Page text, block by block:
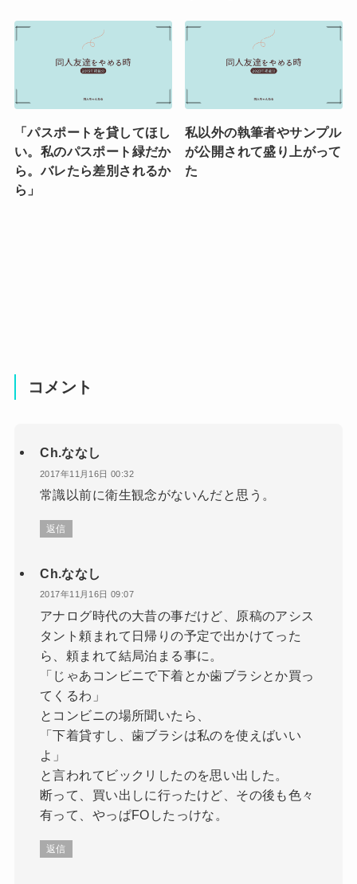
「パスポートを貸してほし
い。私のパスポート緑だか
ら。バレたら差別されるか
ら」
私以外の執筆者やサンプル
が公開されて盛り上がって
た
コメント
Ch.ななし
2017年11月16日 00:32
常識以前に衛生観念がないんだと思う。
返信
Ch.ななし
2017年11月16日 09:07
アナログ時代の大昔の事だけど、原稿のアシス
タント頼まれて日帰りの予定で出かけてった
ら、頼まれて結局泊まる事に。
「じゃあコンビニで下着とか歯ブラシとか買っ
てくるわ」
とコンビニの場所聞いたら、
「下着貸すし、歯ブラシは私のを使えばいい
よ」
と言われてビックリしたのを思い出した。
断って、買い出しに行ったけど、その後も色々
有って、やっぱFOしたっけな。
返信